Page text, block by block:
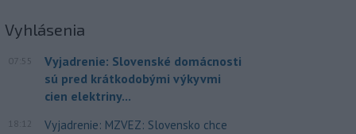
Vyhlásenia
07:55
Vyjadrenie: Slovenské domácnosti
sú pred krátkodobými výkyvmi
cien elektriny...
18:12
Vyjadrenie: MZVEZ: Slovensko chce